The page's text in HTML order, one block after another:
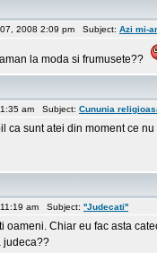
2008 2:09 pm Subject: Azi mi-
la moda si frumusete??
am Subject: Cununia
ca sunt atei din moment ce
am Subject: ''Judecati''
oameni. Chiar eu fac asta
judeca??